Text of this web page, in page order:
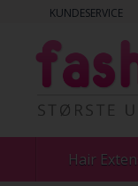
KUNDESERVICE
Hair